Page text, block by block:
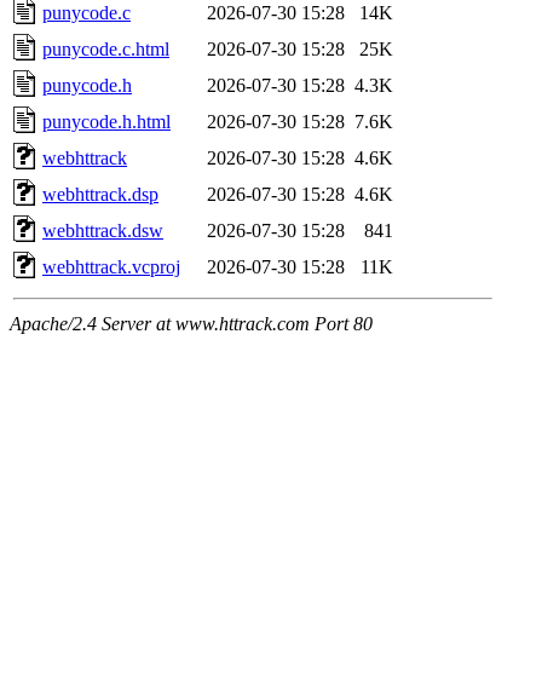
punycode.c
2026-07-30 15:28
14K
punycode.c.html
2026-07-30 15:28
25K
punycode.h
2026-07-30 15:28 4.3K
punycode.h.html
2026-07-30 15:28 7.6K
webhttrack
2026-07-30 15:28 4.6K
webhttrack.dsp
2026-07-30 15:28 4.6K
webhttrack.dsw
2026-07-30 15:28
841
webhttrack.vcproj
2026-07-30 15:28 11K
Apache/2.4 Server at www.httrack.com Port 80